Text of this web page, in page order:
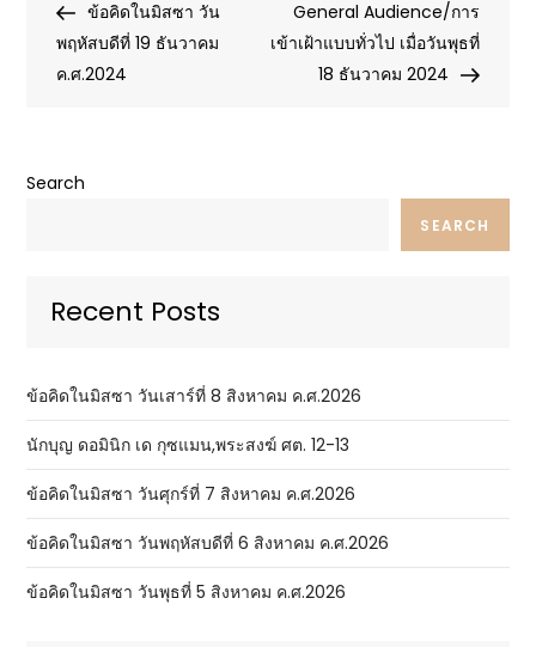
navigation
Postข้อคิดในมิสซา วัน
พฤหัสบดีที่ 19 ธันวาคม
ค.ศ.2024
Post
General Audience/การ
เข้าเฝ้าแบบทั่วไป เมื่อวันพุธที่
18 ธันวาคม 2024
Search
SEARCH
Recent Posts
ข้อคิดในมิสซา วันเสาร์ที่ 8 สิงหาคม ค.ศ.2026
นักบุญ ดอมินิก เด กุซแมน,พระสงฆ์ ศต. 12-13
ข้อคิดในมิสซา วันศุกร์ที่ 7 สิงหาคม ค.ศ.2026
ข้อคิดในมิสซา วันพฤหัสบดีที่ 6 สิงหาคม ค.ศ.2026
ข้อคิดในมิสซา วันพุธที่ 5 สิงหาคม ค.ศ.2026